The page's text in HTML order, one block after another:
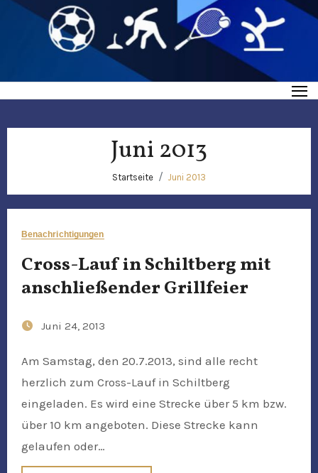
Juni 2013
Startseite Juni 2013
Benachrichtigungen
Cross-Lauf in Schiltberg mit
anschließender Grillfeier
Juni 24, 2013
Am Samstag, den 20.7.2013, sind alle recht
herzlich zum Cross-Lauf in Schiltberg
eingeladen. Es wird eine Strecke über 5 km bzw.
über 10 km angeboten. Diese Strecke kann
gelaufen oder…